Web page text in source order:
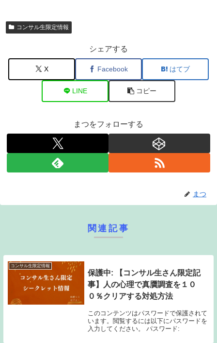
コンサル生限定情報
シェアする
X Facebook はてブ
LINE コピー
まつをフォローする
まつ
関連記事
コンサル生限定情報
保護中: 【コンサル生さん限定記
事】人の心理で真贋調査を１０
０％クリアする対処方法
このコンテンツはパスワードで保護されて
います。閲覧するには以下にパスワードを
入力してください。 パスワード: